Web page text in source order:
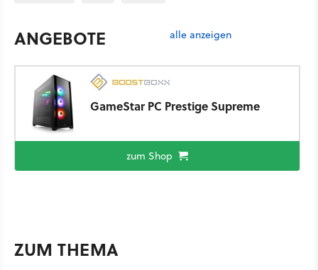
ANGEBOTE alle anzeigen
GameStar PC Prestige Supreme
zum Shop
ZUM THEMA